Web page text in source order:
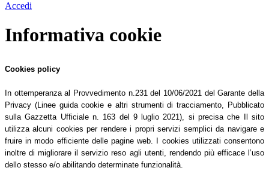
Accedi
Informativa cookie
Cookies policy
In ottemperanza al Provvedimento n.231 del 10/06/2021 del Garante della
Privacy (Linee guida cookie e altri strumenti di tracciamento, Pubblicato
sulla Gazzetta Ufficiale n. 163 del 9 luglio 2021), si precisa che Il sito
utilizza alcuni cookies per rendere i propri servizi semplici da navigare e
fruire in modo efficiente delle pagine web. I cookies utilizzati consentono
inoltre di migliorare il servizio reso agli utenti, rendendo più efficace l’uso
dello stesso e/o abilitando determinate funzionalità.